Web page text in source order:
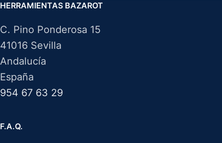
HERRAMIENTAS BAZAROT
C. Pino Ponderosa 15
41016 Sevilla
Andalucía
España
954 67 63 29
F.A.Q.